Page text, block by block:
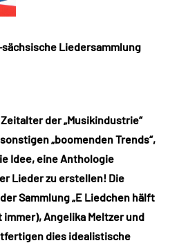
Liedersammlung
der „Musikindustrie“
„boomenden Trends“,
Idee, eine Anthologie
Lieder zu erstellen! Die
Sammlung „E Liedchen hälft
Angelika Meltzer und
dies idealistische